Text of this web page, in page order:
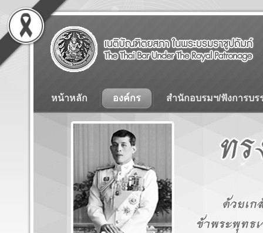
หน้าหลัก องค์กร สำนักอบรมฯ/ฟังการบร